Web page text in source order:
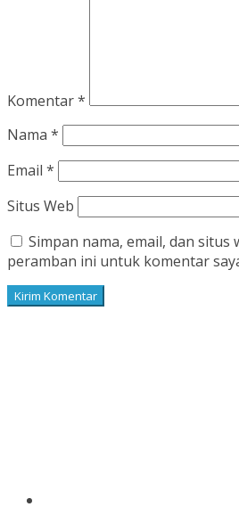
Komentar*
Nama *
Email *
Situs Web
Simpan nama, email, dan situs
peramban ini untuk komentar